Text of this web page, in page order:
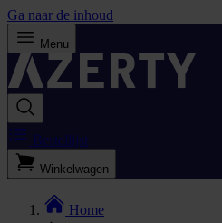
Ga naar de inhoud
Menu
Bestellijst
Winkelwagen
Home